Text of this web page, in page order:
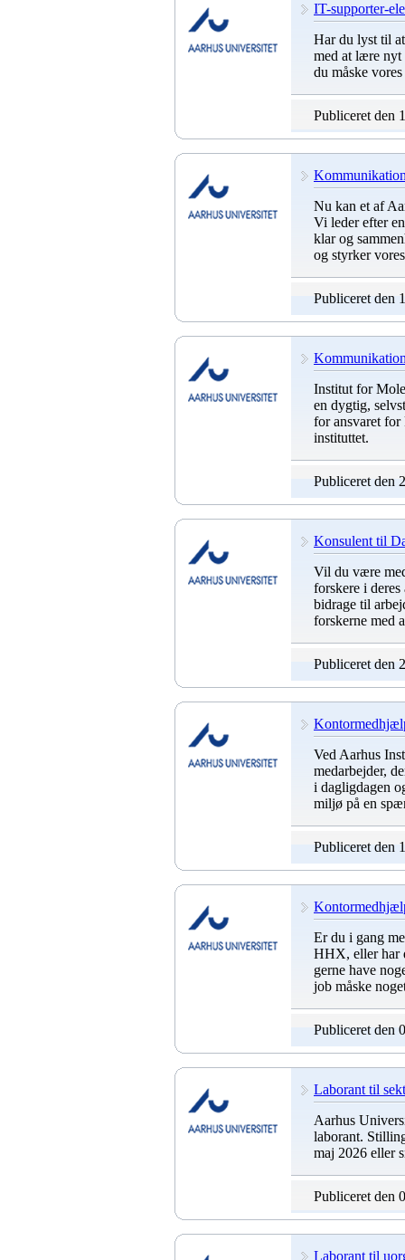
IT-supporter-
Har du lyst til
med at lære nyt
du måske
Publiceret den
Nu kan et af
Vi leder efter
klar og
og styrker
Publiceret den
Institut for
en dygtig,
for ansvaret
instituttet.
Publiceret den
Konsulent til
Vil du være
forskere i
bidrage til
forskerne med
Publiceret den
Ved Aarhus
medarbejder,
i dagligdagen
miljø på en
Publiceret den
Er du i gang
HHX, eller har
gerne have
job måske
Publiceret den
Laborant til
Aarhus
laborant.
maj 2026 eller
Publiceret den
Laborant til